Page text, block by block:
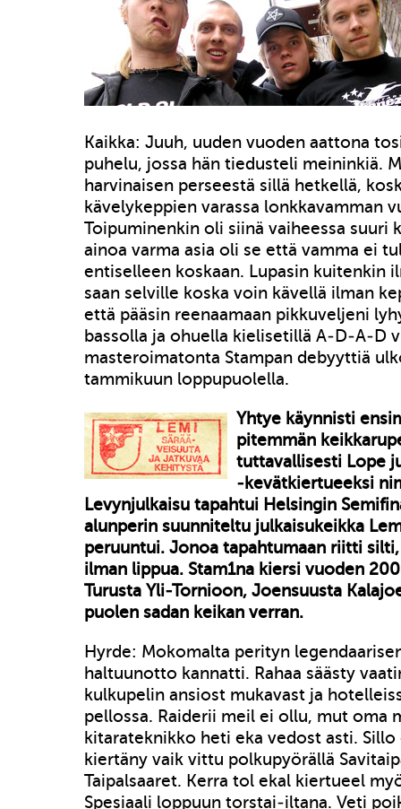
Kaikka: Juuh, uuden vuoden aattona
puhelu, jossa hän tiedusteli meininkiä.
harvinaisen perseestä sillä hetkellä,
kävelykeppien varassa lonkkavamman
Toipuminenkin oli siinä vaiheessa suuri
ainoa varma asia oli se että vamma ei
entiselleen koskaan. Lupasin kuitenkin
saan selville koska voin kävellä ilman
että pääsin reenaamaan pikkuveljeni
bassolla ja ohuella kielisetillä A-D-A-D
masteroimatonta Stampan debyyttiä
tammikuun loppupuolella.
Yhtye käynnisti
pitemmän
tuttavallisesti Lope
-kevätkiertueeksi
Levynjulkaisu tapahtui Helsingin
alunperin suunniteltu julkaisukeikka
peruuntui. Jonoa tapahtumaan riitti
ilman lippua. Stam1na kiersi vuoden
Turusta Yli-Tornioon, Joensuusta
puolen sadan keikan verran.
Hyrde: Mokomalta perityn
haltuunotto kannatti. Rahaa säästy
kulkupelin ansiost mukavast ja
pellossa. Raiderii meil ei ollu, mut oma
kitarateknikko heti eka vedost asti. Sillo
kiertäny vaik vittu polkupyörällä
Taipalsaaret. Kerra tol ekal kiertueel
Spesiaali loppuun torstai-iltana. Veti